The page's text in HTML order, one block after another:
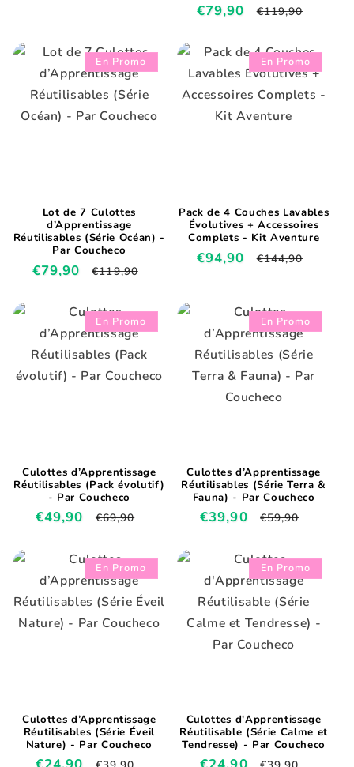
Prix
€79,90
Prix
€119,90
En Promo
Lot de 7 Culottes
d’Apprentissage
Réutilisables (Série Océan) -
Par Coucheco
Prix
€79,90
Prix
€119,90
En Promo
Pack de 4 Couches Lavables
Évolutives + Accessoires
Complets - Kit Aventure
Prix
€94,90
Prix
€144,90
En Promo
Culottes d’Apprentissage
Réutilisables (Pack évolutif)
- Par Coucheco
Prix
€49,90
Prix
€69,90
En Promo
Culottes d’Apprentissage
Réutilisables (Série Terra &
Fauna) - Par Coucheco
Prix
€39,90
Prix
€59,90
En Promo
Culottes d’Apprentissage
Réutilisables (Série Éveil
Nature) - Par Coucheco
En Promo
Culottes d'Apprentissage
Réutilisable (Série Calme et
Tendresse) - Par Coucheco